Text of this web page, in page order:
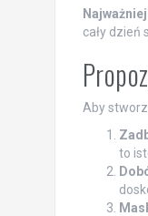
cały dzień
Aby
to